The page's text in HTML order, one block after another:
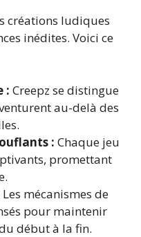
créations ludiques
inédites. Voici ce
: Creepz se distingue
au-delà des
: Chaque jeu
promettant
Les mécanismes de
pour maintenir
début à la fin.